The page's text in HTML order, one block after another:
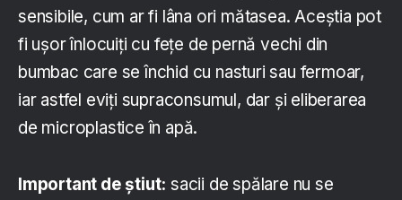
sensibile, cum ar fi lâna ori mătasea. Aceștia pot
fi ușor înlocuiți cu fețe de pernă vechi din
bumbac care se închid cu nasturi sau fermoar,
iar astfel eviți supraconsumul, dar și eliberarea
de microplastice în apă.
Important de știut: sacii de spălare nu se